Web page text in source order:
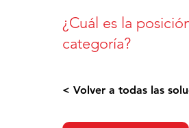
¿Cuál es la
categoría?
< Volver a todas las